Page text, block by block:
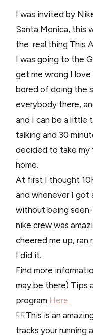
I was invited by
Santa Monica, this
the real thing This
I was going to the
get me wrong I
bored of doing the
everybody there,
and I can be a little
talking and 30
decided to take my
home.
At first I thought
and whenever I got
without being
nike crew was
cheered me up, ran
I did it..
Find more
may be there) Tips
program Here
☟☟This is an
tracks your running